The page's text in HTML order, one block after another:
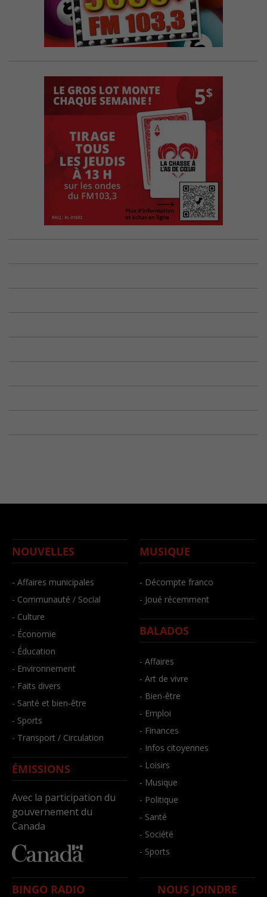
NOUVELLES
- Affaires municipales
- Communauté / Social
- Culture
- Économie
- Éducation
- Environnement
- Faits divers
- Santé et bien-être
- Sports
- Transport / Circulation
ÉMISSIONS
Avec la participation du
gouvernement du
Canada
MUSIQUE
- Décompte franco
- Joué récemment
BALADOS
- Affaires
- Art de vivre
- Bien-être
- Emploi
- Finances
- Infos citoyennes
- Loisirs
- Musique
- Politique
- Santé
- Société
- Sports
BINGO RADIO NOUS JOINDRE